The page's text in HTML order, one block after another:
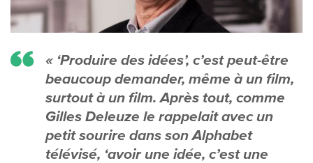
« ‘Produire des idées’, c’est peut-être
beaucoup demander, même à un film,
surtout à un film. Après tout, comme
Gilles Deleuze le rappelait avec un
petit sourire dans son Alphabet
télévisé, ‘avoir une idée, c’est une